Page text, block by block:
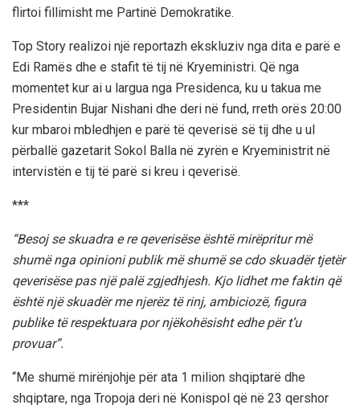
flirtoi fillimisht me Partinë Demokratike.
Top Story realizoi një reportazh ekskluziv nga dita e parë e
Edi Ramës dhe e stafit të tij në Kryeministri. Që nga
momentet kur ai u largua nga Presidenca, ku u takua me
Presidentin Bujar Nishani dhe deri në fund, rreth orës 20:00
kur mbaroi mbledhjen e parë të qeverisë së tij dhe u ul
përballë gazetarit Sokol Balla në zyrën e Kryeministrit në
intervistën e tij të parë si kreu i qeverisë.
***
“Besoj se skuadra e re qeverisëse është mirëpritur më
shumë nga opinioni publik më shumë se cdo skuadër tjetër
qeverisëse pas një palë zgjedhjesh. Kjo lidhet me faktin që
është një skuadër me njerëz të rinj, ambiciozë, figura
publike të respektuara por njëkohësisht edhe për t’u
provuar”.
“Me shumë mirënjohje për ata 1 milion shqiptarë dhe
shqiptare, nga Tropoja deri në Konispol që në 23 qershor